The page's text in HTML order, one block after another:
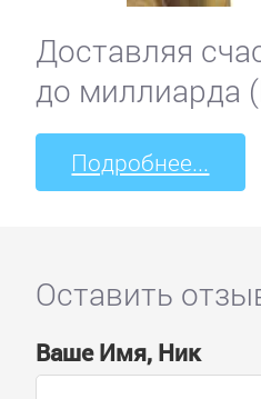
Доставляя
до миллиарда
Подробнее...
Оставить
Ваше Имя, Ник